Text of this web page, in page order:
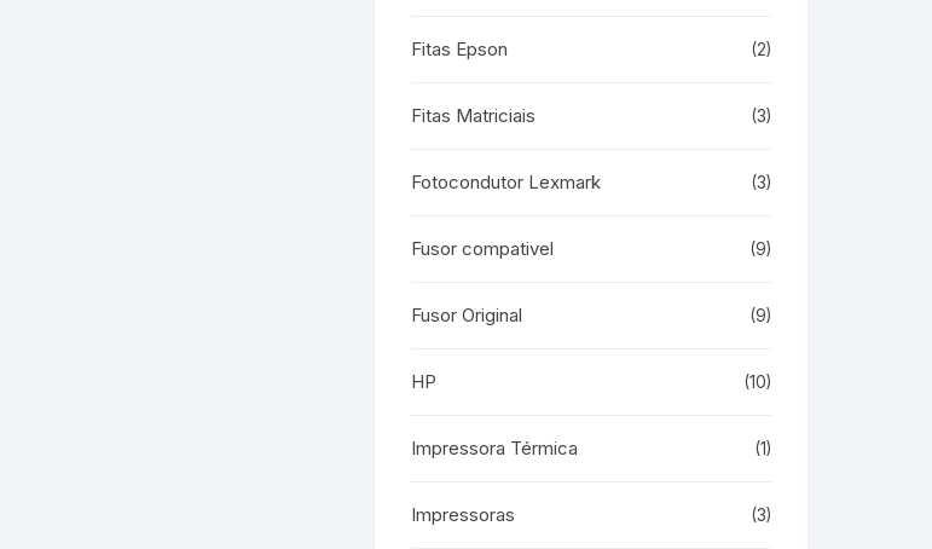
Fitas Epson (2)
Fitas Matriciais (3)
Fotocondutor Lexmark (3)
Fusor compativel (9)
Fusor Original (9)
HP (10)
Impressora Térmica (1)
Impressoras (3)